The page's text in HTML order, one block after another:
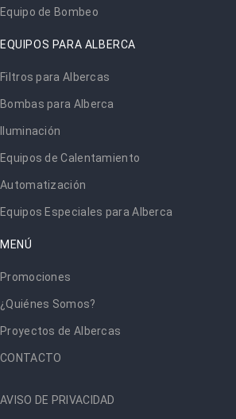
Equipo de Bombeo
EQUIPOS PARA ALBERCA
Filtros para Albercas
Bombas para Alberca
Iluminación
Equipos de Calentamiento
Automatización
Equipos Especiales para Alberca
MENÚ
Promociones
¿Quiénes Somos?
Proyectos de Albercas
CONTACTO
AVISO DE PRIVACIDAD